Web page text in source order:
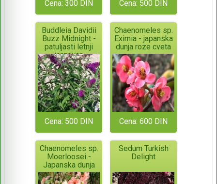
Cena: 300 DIN Cena: 500 DIN
Buddleia Davidii
Buzz Midnight -
patuljasti letnji
jorgovan
Cena: 500 DIN
Chaenomeles sp.
Eximia - japanska
dunja roze cveta
Cena: 600 DIN
Chaenomeles sp.
Moerloosei -
Japanska dunja
Sedum Turkish
Delight